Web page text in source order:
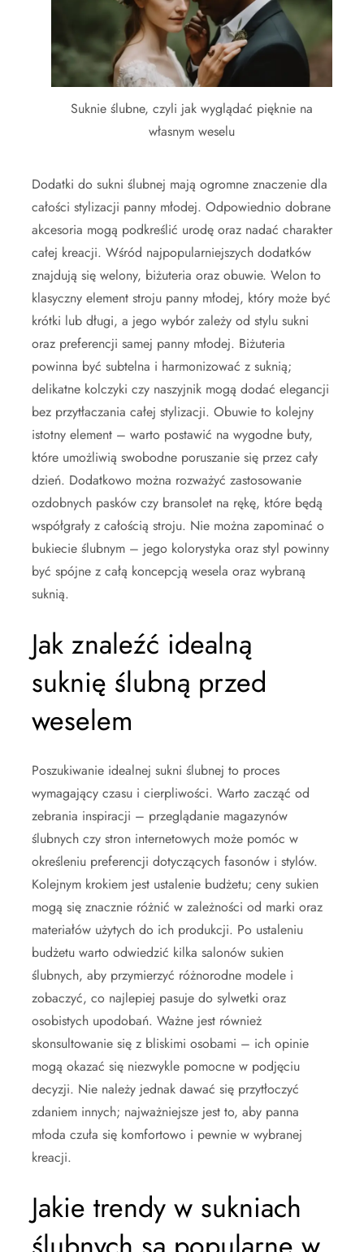
Suknie ślubne, czyli jak wyglądać pięknie na
własnym weselu
Dodatki do sukni ślubnej mają ogromne znaczenie dla
całości stylizacji panny młodej. Odpowiednio dobrane
akcesoria mogą podkreślić urodę oraz nadać charakter
całej kreacji. Wśród najpopularniejszych dodatków
znajdują się welony, biżuteria oraz obuwie. Welon to
klasyczny element stroju panny młodej, który może być
krótki lub długi, a jego wybór zależy od stylu sukni
oraz preferencji samej panny młodej. Biżuteria
powinna być subtelna i harmonizować z suknią;
delikatne kolczyki czy naszyjnik mogą dodać elegancji
bez przytłaczania całej stylizacji. Obuwie to kolejny
istotny element – warto postawić na wygodne buty,
które umożliwią swobodne poruszanie się przez cały
dzień. Dodatkowo można rozważyć zastosowanie
ozdobnych pasków czy bransolet na rękę, które będą
współgrały z całością stroju. Nie można zapominać o
bukiecie ślubnym – jego kolorystyka oraz styl powinny
być spójne z całą koncepcją wesela oraz wybraną
suknią.
Jak znaleźć idealną
suknię ślubną przed
weselem
Poszukiwanie idealnej sukni ślubnej to proces
wymagający czasu i cierpliwości. Warto zacząć od
zebrania inspiracji – przeglądanie magazynów
ślubnych czy stron internetowych może pomóc w
określeniu preferencji dotyczących fasonów i stylów.
Kolejnym krokiem jest ustalenie budżetu; ceny sukien
mogą się znacznie różnić w zależności od marki oraz
materiałów użytych do ich produkcji. Po ustaleniu
budżetu warto odwiedzić kilka salonów sukien
ślubnych, aby przymierzyć różnorodne modele i
zobaczyć, co najlepiej pasuje do sylwetki oraz
osobistych upodobań. Ważne jest również
skonsultowanie się z bliskimi osobami – ich opinie
mogą okazać się niezwykle pomocne w podjęciu
decyzji. Nie należy jednak dawać się przytłoczyć
zdaniem innych; najważniejsze jest to, aby panna
młoda czuła się komfortowo i pewnie w wybranej
kreacji.
Jakie trendy w sukniach